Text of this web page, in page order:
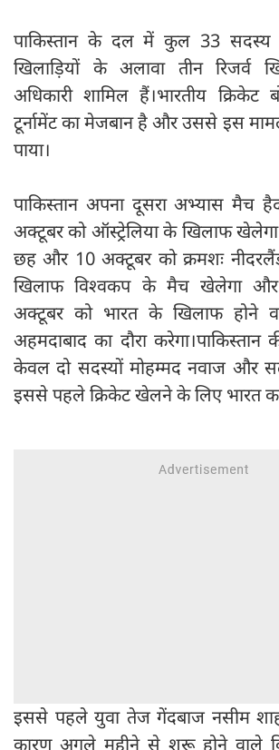
पाकिस्तान के दल में कुल 33 सदस्य
खिलाड़ियों के अलावा तीन रिजर्व
अधिकारी शामिल हैं।भारतीय क्रिकेट
टूर्नामेंट का मेजबान है और उससे इस
पाया।
पाकिस्तान अपना दूसरा अभ्यास मैच
अक्टूबर को ऑस्ट्रेलिया के खिलाफ
छह और 10 अक्टूबर को क्रमशः
खिलाफ विश्वकप के मैच खेलेगा
अक्टूबर को भारत के खिलाफ होने
अहमदाबाद का दौरा करेगा।पाकिस्तान
केवल दो सदस्यों मोहम्मद नवाज और
इससे पहले क्रिकेट खेलने के लिए भारत का
इससे पहले युवा तेज गेंदबाज नसीम
कारण अगले महीने से शुरू होने वाले